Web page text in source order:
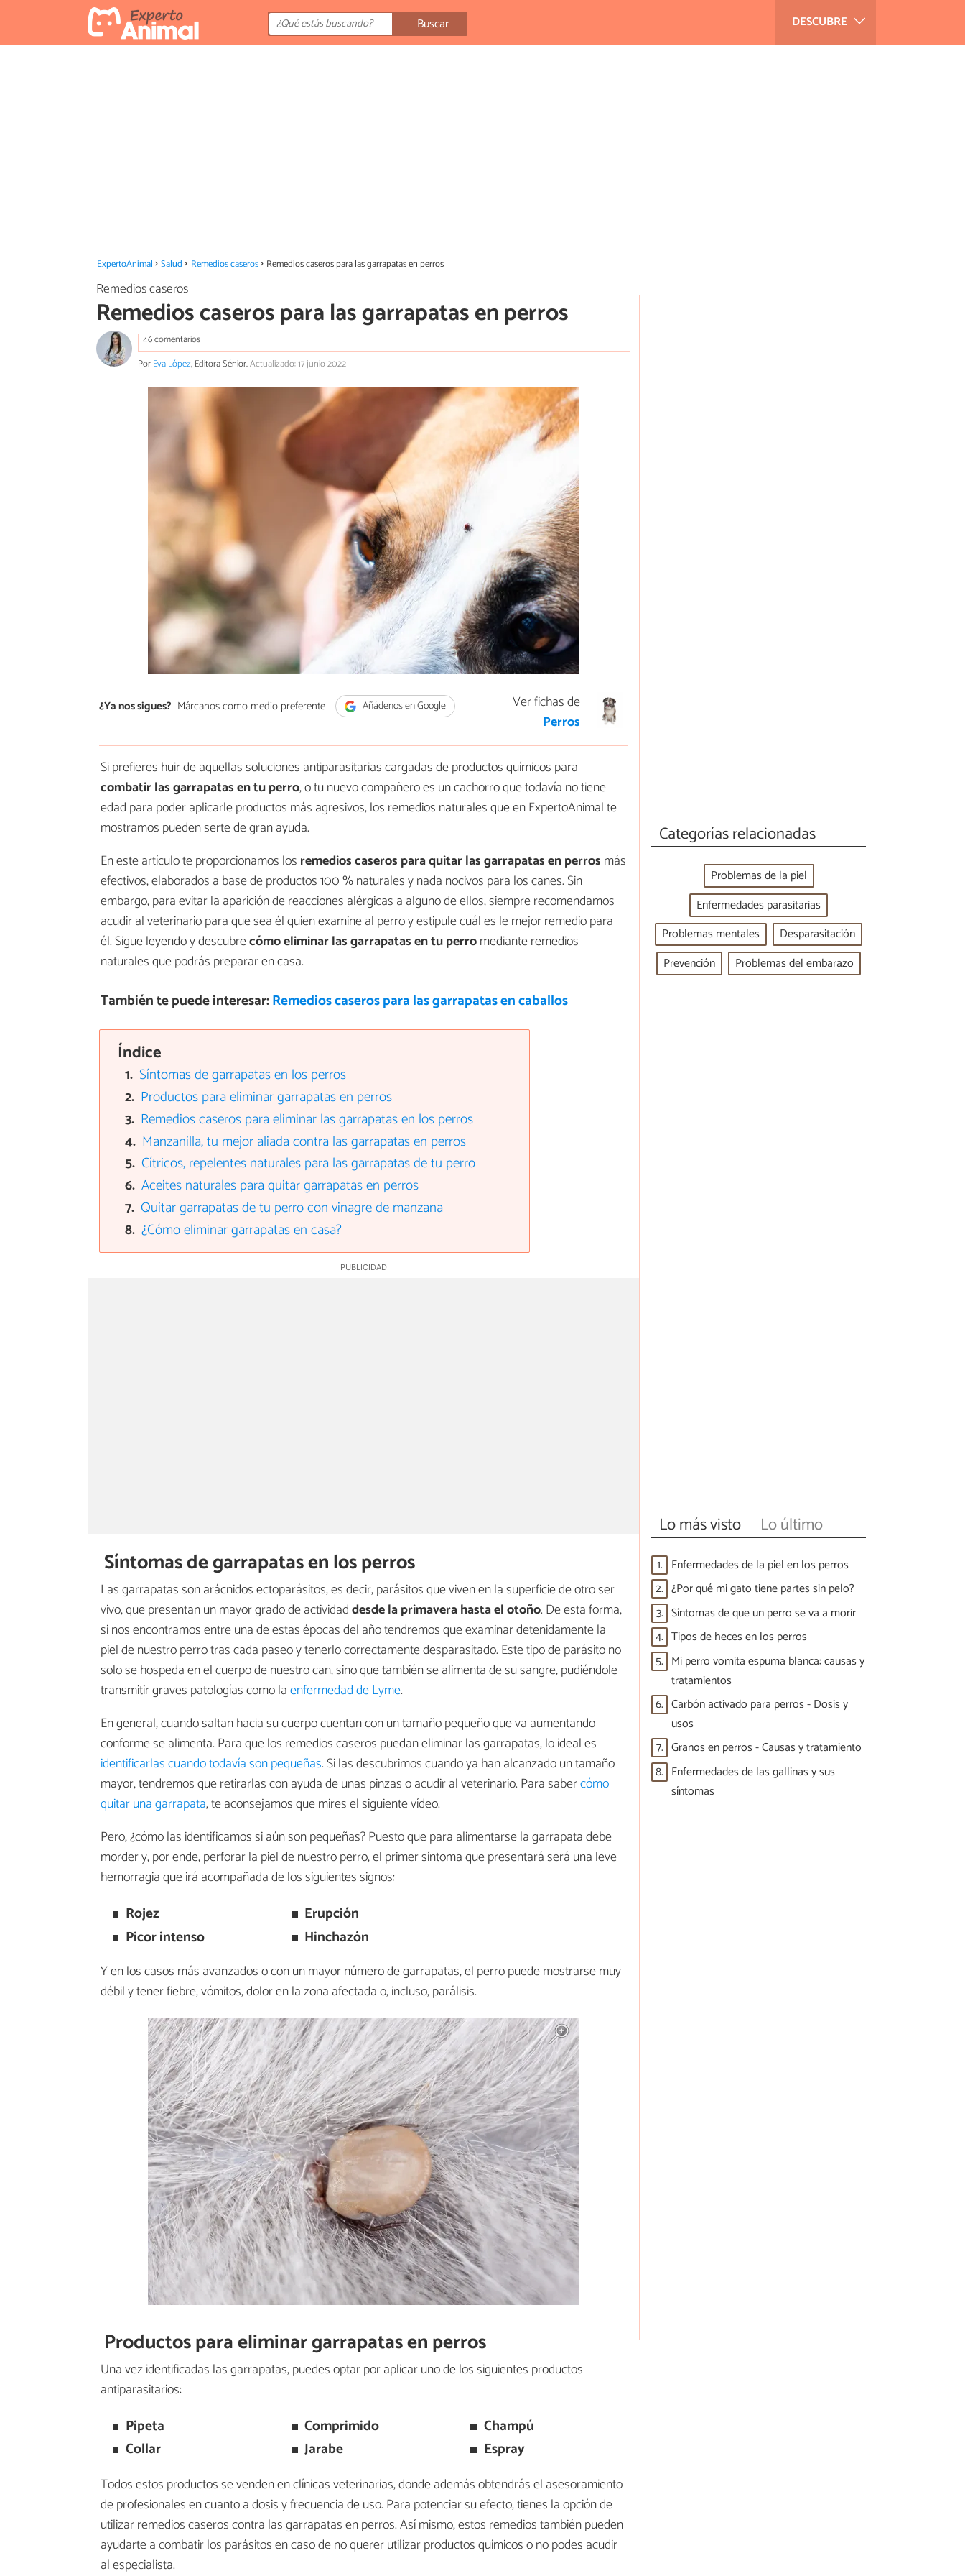
DESCUBRE
Buscar
ExpertoAnimal Salud Remedios caseros Remedios caseros para las garrapatas en perros
Remedios caseros
Remedios caseros para las garrapatas en perros
46 comentarios
PorEva López, Editora Sénior.Actualizado: 17 junio 2022
¿Ya nos sigues? Márcanos como medio preferente Añádenos en Google
Ver fichas de
Perros
Si prefieres huir de aquellas soluciones antiparasitarias cargadas de productos químicos para
combatir las garrapatas en tu perro, o tu nuevo compañero es un cachorro que todavía no tiene
edad para poder aplicarle productos más agresivos, los remedios naturales que en ExpertoAnimal te
mostramos pueden serte de gran ayuda.
En este artículo te proporcionamos los remedios caseros para quitar las garrapatas en perros más
efectivos, elaborados a base de productos 100 % naturales y nada nocivos para los canes. Sin
embargo, para evitar la aparición de reacciones alérgicas a alguno de ellos, siempre recomendamos
acudir al veterinario para que sea él quien examine al perro y estipule cuál es le mejor remedio para
él. Sigue leyendo y descubrecómo eliminar las garrapatas en tu perromediante remedios
naturales que podrás preparar en casa.
También te puede interesar:Remedios caseros para las garrapatas en caballos
Índice
Síntomas de garrapatas en los perros
Productos para eliminar garrapatas en perros
Remedios caseros para eliminar las garrapatas en los perros
Manzanilla, tu mejor aliada contra las garrapatas en perros
Cítricos, repelentes naturales para las garrapatas de tu perro
Aceites naturales para quitar garrapatas en perros
Quitar garrapatas de tu perro con vinagre de manzana
¿Cómo eliminar garrapatas en casa?
Síntomas de garrapatas en los perros
Las garrapatas son arácnidos ectoparásitos, es decir, parásitos que viven en la superficie de otro ser
vivo, que presentan un mayor grado de actividaddesde la primavera hasta el otoño. De esta forma,
si nos encontramos entre una de estas épocas del año tendremos que examinar detenidamente la
piel de nuestro perro tras cada paseo y tenerlo correctamente desparasitado. Este tipo de parásito no
solo se hospeda en el cuerpo de nuestro can, sino que también se alimenta de su sangre, pudiéndole
transmitir graves patologías como laenfermedad de Lyme.
En general, cuando saltan hacia su cuerpo cuentan con un tamaño pequeño que va aumentando
conforme se alimenta. Para que los remedios caseros puedan eliminar las garrapatas, lo ideal es
identificarlas cuando todavía son pequeñas. Si las descubrimos cuando ya han alcanzado un tamaño
mayor, tendremos que retirarlas con ayuda de unas pinzas o acudir al veterinario. Para sabercómo
quitar una garrapata, te aconsejamos que mires el siguiente vídeo.
Pero, ¿cómo las identificamos si aún son pequeñas? Puesto que para alimentarse la garrapata debe
morder y, por ende, perforar la piel de nuestro perro, el primer síntoma que presentará será una leve
hemorragia que irá acompañada de los siguientes signos:
Rojez
Picor intenso
Erupción
Hinchazón
Y en los casos más avanzados o con un mayor número de garrapatas, el perro puede mostrarse muy
débil y tener fiebre, vómitos, dolor en la zona afectada o, incluso, parálisis.
Productos para eliminar garrapatas en perros
Una vez identificadas las garrapatas, puedes optar por aplicar uno de los siguientes productos
antiparasitarios:
Pipeta
Collar
Comprimido
Jarabe
Champú
Espray
Todos estos productos se venden en clínicas veterinarias, donde además obtendrás el asesoramiento
de profesionales en cuanto a dosis y frecuencia de uso. Para potenciar su efecto, tienes la opción de
utilizar remedios caseros contra las garrapatas en perros. Así mismo, estos remedios también pueden
ayudarte a combatir los parásitos en caso de no querer utilizar productos químicos o no podes acudir
al especialista.
Categorías relacionadas
Problemas de la piel
Enfermedades parasitarias
Problemas mentales
Desparasitación
Prevención
Problemas del embarazo
Lo más visto Lo último
1. Enfermedades de la piel en los perros
2. ¿Por qué mi gato tiene partes sin pelo?
3. Síntomas de que un perro se va a morir
4. Tipos de heces en los perros
5. Mi perro vomita espuma blanca: causas y
tratamientos
6. Carbón activado para perros - Dosis y
usos
7. Granos en perros - Causas y tratamiento
8. Enfermedades de las gallinas y sus
síntomas